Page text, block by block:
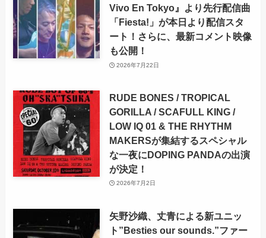
Vivo En Tokyo』より先行配信曲
「Fiesta!」が本日より配信スタ
ート！さらに、最新コメント映像
も公開！
2026年7月22日
RUDE BONES / TROPICAL
GORILLA / SCAFULL KING /
LOW IQ 01 & THE RHYTHM
MAKERSが集結するスペシャル
な一夜にDOPING PANDAの出演
が決定！
2026年7月2日
矢野沙織、丈青による新ユニッ
ト”Besties our sounds.”ファー